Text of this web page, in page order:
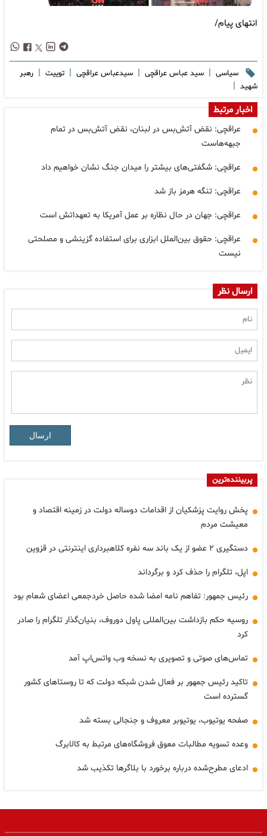
انتهای پیام/
سیاسی | سید عباس عراقچی | سیدعباس عراقچی | توییت | رهبر
شهید |
اخبار مرتبط
عراقچی: نقض آتش‌بس در لبنان، نقض آتش‌بس در تمام
جبهه‌هاست
عراقچی: شگفتی‌های بیشتر را میدان جنگ نشان خواهیم داد
عراقچی: تنگه هرمز باز شد
عراقچی: جهان در حال نظاره بر عمل آمریکا به تعهداتش است
عراقچی: حقوق بین‌الملل ابزاری برای استفاده گزینشی و مصلحتی
نیست
ارسال نظر
ارسال
پربیننده‌ترین
پخش روایت پزشکیان از اقدامات دوساله دولت در زمینه اقتصاد و
معیشت مردم
دستگیری ۲ عضو از یک باند سه نفره کلاهبرداری اینترنتی در قزوین
اپل، تلگرام را حذف کرد و برگرداند
رئیس جمهور: تفاهم نامه امضا شده حاصل خردجمعی اعضای شعام بود
روسیه حکم بازداشت بین‌المللی پاول دوروف، بنیان‌گذار تلگرام را صادر
کرد
تماس‌های صوتی و تصویری به نسخه وب واتس‌اپ آمد
تاکید رئیس جمهور بر فعال شدن شبکه دولت که تا روستاهای کشور
گسترده است
صفحه یوتیوب، یوتیوبر معروف و جنجالی بسته شد
وعده تسویه مطالبات معوق فروشگاه‌های مرتبط به کالابرگ
ادعای مطرح‌شده درباره برخورد با بلاگرها تکذیب شد